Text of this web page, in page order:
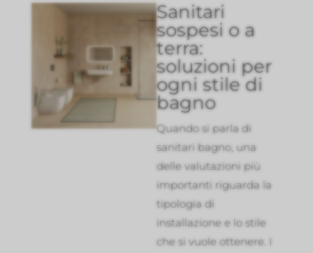
Sanitari
sospesi o a
terra:
soluzioni per
ogni stile di
bagno
Quando si parla di
sanitari bagno, una
delle valutazioni più
importanti riguarda la
tipologia di
installazione e lo stile
che si vuole ottenere. I